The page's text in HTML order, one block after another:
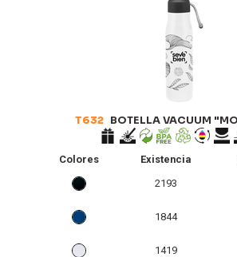
T632 BOTELLA VACUUM
Colores Existencia
2193
1844
1419